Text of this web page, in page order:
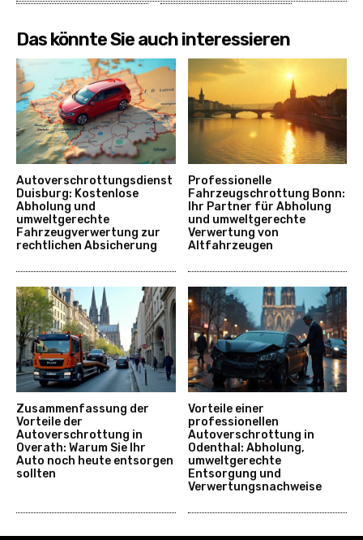
Das könnte Sie auch interessieren
Autoverschrottungsdienst
Duisburg: Kostenlose
Abholung und
umweltgerechte
Fahrzeugverwertung zur
rechtlichen Absicherung
Professionelle
Fahrzeugschrottung Bonn:
Ihr Partner für Abholung
und umweltgerechte
Verwertung von
Altfahrzeugen
Zusammenfassung der
Vorteile der
Autoverschrottung in
Overath: Warum Sie Ihr
Auto noch heute entsorgen
sollten
Vorteile einer
professionellen
Autoverschrottung in
Odenthal: Abholung,
umweltgerechte
Entsorgung und
Verwertungsnachweise